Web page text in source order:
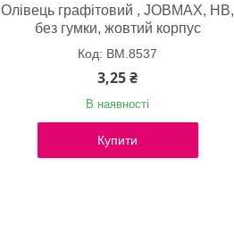
Олівець графітовий , JOBMAX, HB,
без гумки, жовтий корпус
BM.8537
3,25 ₴
В наявності
Купити